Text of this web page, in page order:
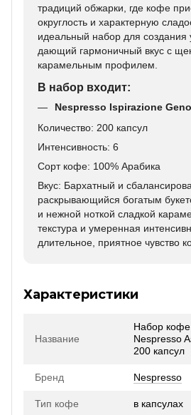
традиций обжарки, где кофе
округлость и характерную
идеальный набор для
дающий гармоничный вкус с
карамельным профилем.
В набор входит:
Nespresso Ispirazione
Количество: 200 капсул
Интенсивность: 6
Сорт кофе: 100% Арабика
Вкус: Бархатный и
раскрывающийся богатым
и нежной ноткой сладкой
текстура и умеренная
длительное, приятное чувство
Характеристики
Название
Набор кофе
Nespresso
200 капсул
Бренд Nespresso
Тип кофе в капсулах